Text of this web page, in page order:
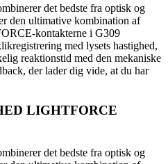
det bedste fra optisk og
den ultimative kombination af
kontakterne i G309
med lysets hastighed,
reaktionstid med den mekaniske
der lader dig vide, at du har
LIGHTFORCE
det bedste fra optisk og